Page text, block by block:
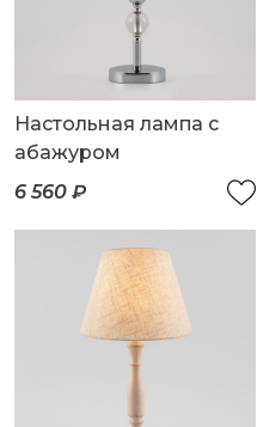
Настольная лампа с
абажуром
6 560 ₽